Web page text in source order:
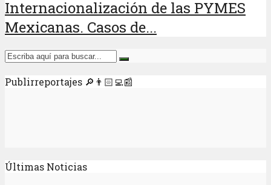
Internacionalización de las PYMES
Mexicanas. Casos de...
Publirreportajes 🔎👨🏻‍💻📰
Últimas Noticias